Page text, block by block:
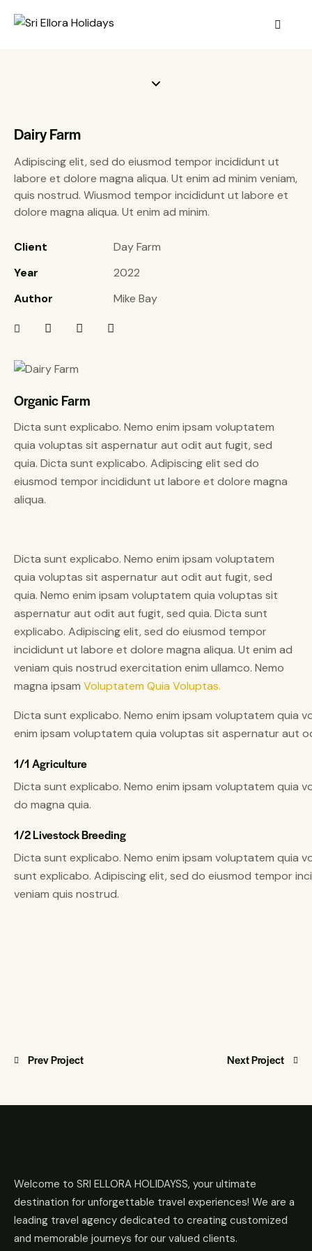
Dairy Farm
Organic Farm
Dicta sunt explicabo. Nemo enim ipsam voluptatem
quia voluptas sit aspernatur aut odit aut fugit, sed
quia. Dicta sunt explicabo. Adipiscing elit sed do
eiusmod tempor incididunt ut labore et dolore magna
aliqua.
Dicta sunt explicabo. Nemo enim ipsam voluptatem
quia voluptas sit aspernatur aut odit aut fugit, sed
quia. Nemo enim ipsam voluptatem quia voluptas sit
aspernatur aut odit aut fugit, sed quia. Dicta sunt
explicabo. Adipiscing elit, sed do eiusmod tempor
incididunt ut labore et dolore magna aliqua. Ut enim ad
veniam quis nostrud exercitation enim ullamco. Nemo
magna ipsam Voluptatem Quia Voluptas.
Dicta sunt explicabo. Nemo enim ipsam voluptatem quia
enim ipsam voluptatem quia voluptas sit aspernatur aut
1/1 Agriculture
Dicta sunt explicabo. Nemo enim ipsam voluptatem
do magna quia.
1/2 Livestock Breeding
Dicta sunt explicabo. Nemo enim ipsam voluptatem
sunt explicabo. Adipiscing elit, sed do eiusmod tempor
veniam quis nostrud.
Adipiscing elit, sed do eiusmod tempor incididunt ut
labore et dolore magna aliqua. Ut enim ad minim veniam,
quis nostrud. Wiusmod tempor incididunt ut labore et
dolore magna aliqua. Ut enim ad minim.
Client
Day Farm
Year
2022
Author
Mike Bay
Prev Project Next Project
Welcome to SRI ELLORA HOLIDAYSS, your ultimate
destination for unforgettable travel experiences! We are a
leading travel agency dedicated to creating customized
and memorable journeys for our valued clients.